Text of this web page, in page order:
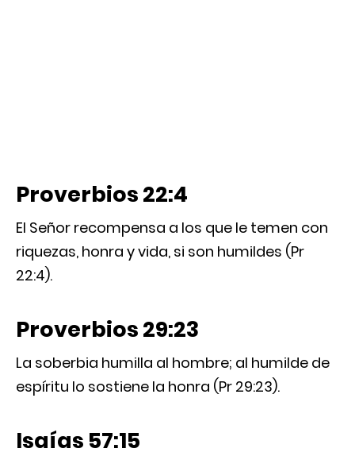
Proverbios 22:4
El Señor recompensa a los que le temen con
riquezas, honra y vida, si son humildes (Pr
22:4).
Proverbios 29:23
La soberbia humilla al hombre; al humilde de
espíritu lo sostiene la honra (Pr 29:23).
Isaías 57:15